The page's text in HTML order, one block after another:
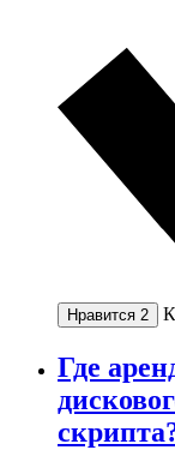
Нравится 2
Где